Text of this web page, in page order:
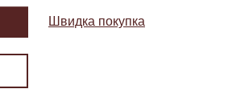
Швидка покупка